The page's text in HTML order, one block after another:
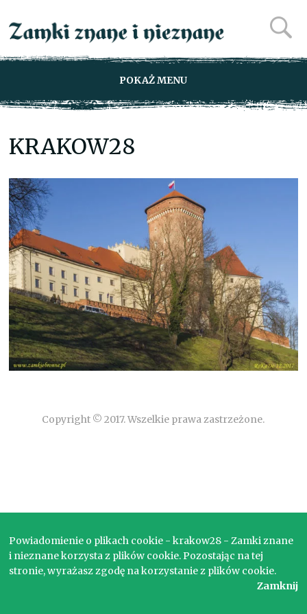
POKAŻ MENU
KRAKOW28
Copyright © 2017. Wszelkie prawa zastrzeżone.
Powiadomienie o plikach cookie - krakow28 - Zamki znane
i nieznane korzysta z plików cookie. Pozostając na tej
stronie, wyrażasz zgodę na korzystanie z plików cookie.
Zamknij